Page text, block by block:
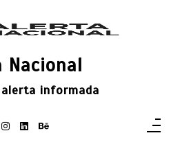
Nacional
informada